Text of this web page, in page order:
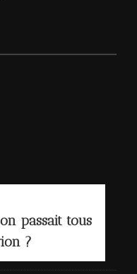
passait tous
?